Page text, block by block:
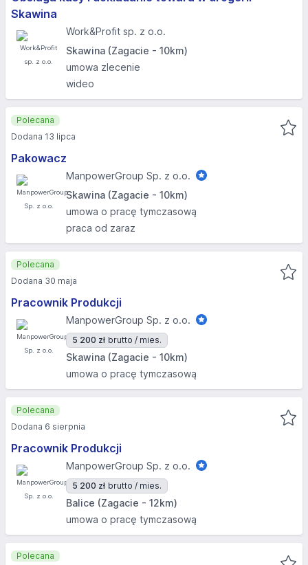
Skawina
Work&Profit sp. z o.o.
Skawina (Zagacie - 10km)
umowa zlecenie
wideo
Pakowacz
ManpowerGroup Sp. z o.o.
Skawina (Zagacie - 10km)
umowa o pracę tymczasową
praca od zaraz
Polecana
Dodana 13 lipca
Pracownik Produkcji
ManpowerGroup Sp. z o.o.
5 200 zł brutto / mies.
Skawina (Zagacie - 10km)
umowa o pracę tymczasową
Polecana
Dodana 30 maja
Pracownik Produkcji
ManpowerGroup Sp. z o.o.
5 200 zł brutto / mies.
Balice (Zagacie - 12km)
umowa o pracę tymczasową
Polecana
Dodana 6 sierpnia
Polecana